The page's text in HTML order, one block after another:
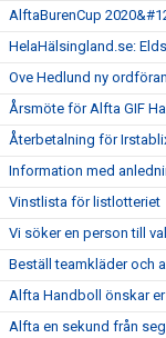
AlftaBurenCup
HelaHälsingland.se:
Ove Hedlund ny
Årsmöte för Alfta GIF
Återbetalning för
Information med
Vinstlista för listlotteriet
Vi söker en person till
Beställ teamkläder och
Alfta Handboll önskar
Alfta en sekund från